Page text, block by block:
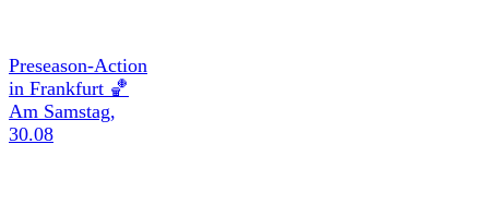
Preseason-Action
in Frankfurt 🏀
Am Samstag,
30.08